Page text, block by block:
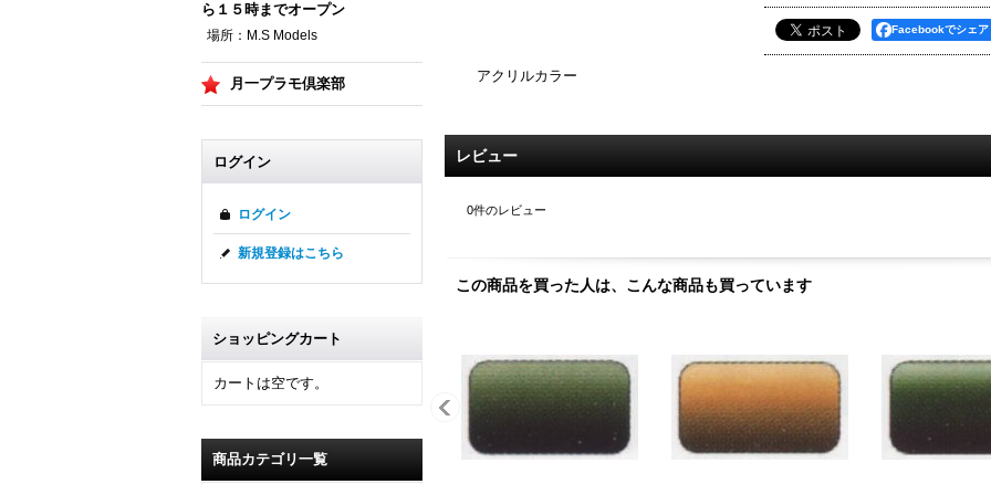
ら１５時までオープン
場所：M.S Models
月一プラモ倶楽部
ログイン
ログイン
新規登録はこちら
ショッピングカート
カートは空です。
商品カテゴリ一覧
Facebookでシェア
アクリルカラー
レビュー
0件のレビュー
この商品を買った人は、こんな商品も買っています